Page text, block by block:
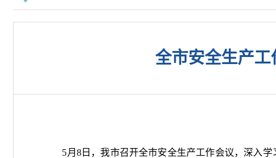
全市安全生产
5月8日，我市召开全市安全生产工作会议，深入学